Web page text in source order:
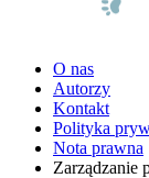
O nas
Autorzy
Kontakt
Polityka
Nota prawna
Zarządzanie